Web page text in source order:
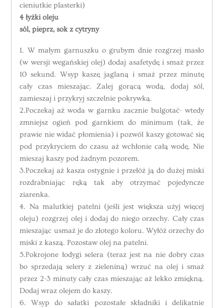
cieniutkie plasterki)
4 łyżki oleju
sól, pieprz, sok z cytryny
1. W małym garnuszku o grubym dnie rozgrzej masło
(w wersji wegańskiej olej) dodaj asafetydę i smaż przez
10 sekund. Wsyp kaszę jaglaną i smaż przez minutę
cały czas mieszając. Zalej gorącą wodą, dodaj sól,
zamieszaj i przykryj szczelnie pokrywką.
2.Poczekaj aż woda w garnku zacznie bulgotać- wtedy
zmniejsz ogień pod garnkiem do minimum (tak, że
prawie nie widać płomienia) i pozwól kaszy gotować się
pod przykryciem do czasu aż wchłonie całą wodę. Nie
mieszaj kaszy pod żadnym pozorem.
3.Poczekaj aż kasza ostygnie i przełóż ją do dużej miski
rozdrabniając ręką tak aby otrzymać pojedyncze
ziarenka.
4. Na malutkiej patelni (jeśli jest większa użyj więcej
oleju) rozgrzej olej i dodaj do niego orzechy. Cały czas
mieszając usmaż je do złotego koloru. Wyłóż orzechy do
miski z kaszą. Pozostaw olej na patelni.
5.Pokrojone łodygi selera (teraz jest na nie dobry czas
bo sprzedają selery z zieleniną) wrzuć na olej i smaż
przez 2-3 minuty cały czas mieszając aż lekko zmiękną.
Dodaj wraz olejem do kaszy.
6. Wsyp do sałatki pozostałe składniki i delikatnie